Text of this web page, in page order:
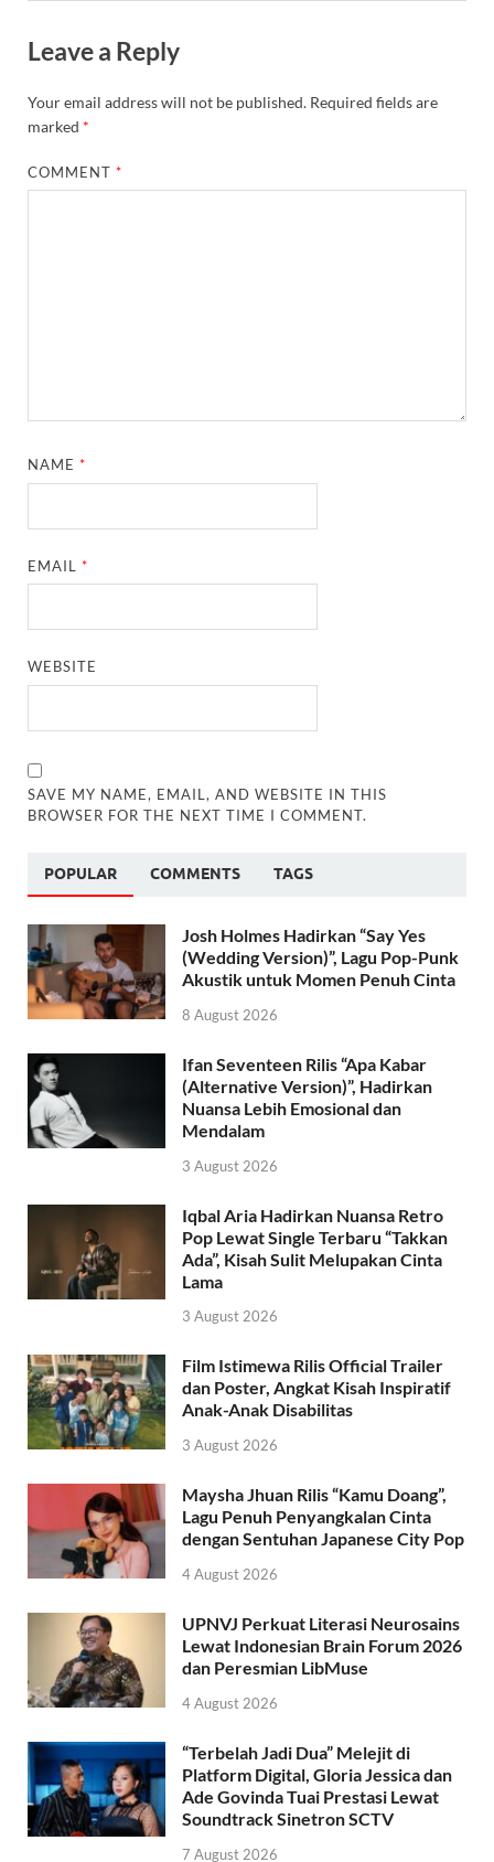
Leave a Reply
Your email address will not be published. Required fields are
marked *
COMMENT*
NAME*
EMAIL*
WEBSITE
SAVE MY NAME, EMAIL, AND WEBSITE IN THIS
BROWSER FOR THE NEXT TIME I COMMENT.
POPULAR COMMENTS TAGS
Josh Holmes Hadirkan “Say Yes
(Wedding Version)”, Lagu Pop-Punk
Akustik untuk Momen Penuh Cinta
8 August 2026
Ifan Seventeen Rilis “Apa Kabar
(Alternative Version)”, Hadirkan
Nuansa Lebih Emosional dan
Mendalam
3 August 2026
Iqbal Aria Hadirkan Nuansa Retro
Pop Lewat Single Terbaru “Takkan
Ada”, Kisah Sulit Melupakan Cinta
Lama
3 August 2026
Film Istimewa Rilis Official Trailer
dan Poster, Angkat Kisah Inspiratif
Anak-Anak Disabilitas
3 August 2026
Maysha Jhuan Rilis “Kamu Doang”,
Lagu Penuh Penyangkalan Cinta
dengan Sentuhan Japanese City Pop
4 August 2026
UPNVJ Perkuat Literasi Neurosains
Lewat Indonesian Brain Forum 2026
dan Peresmian LibMuse
4 August 2026
“Terbelah Jadi Dua” Melejit di
Platform Digital, Gloria Jessica dan
Ade Govinda Tuai Prestasi Lewat
Soundtrack Sinetron SCTV
7 August 2026